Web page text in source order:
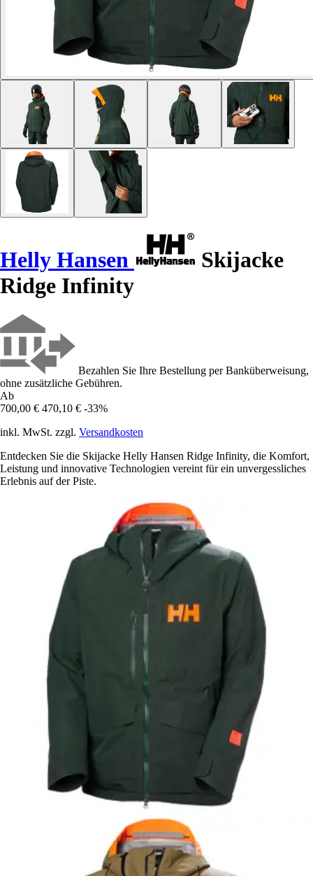
Helly Hansen
Skijacke
Ridge Infinity
Bezahlen Sie Ihre Bestellung per Banküberweisung,
ohne zusätzliche Gebühren.
Ab
700,00 € 470,10 € -33%
inkl. MwSt. zzgl. Versandkosten
Entdecken Sie die Skijacke Helly Hansen Ridge Infinity, die Komfort,
Leistung und innovative Technologien vereint für ein unvergessliches
Erlebnis auf der Piste.